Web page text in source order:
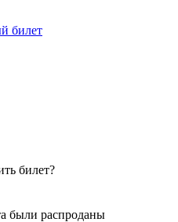
билет
билет?
были распроданы